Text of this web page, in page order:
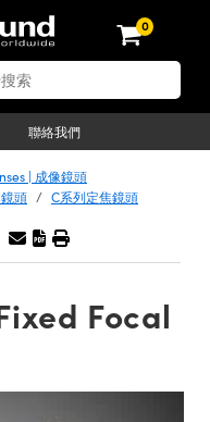
0
聯絡我們
| 成像鏡頭
頭
C系列定焦鏡頭
Focal